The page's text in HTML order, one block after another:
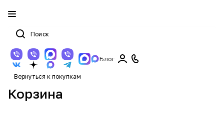
Блог
Вернуться к покупкам
Корзина